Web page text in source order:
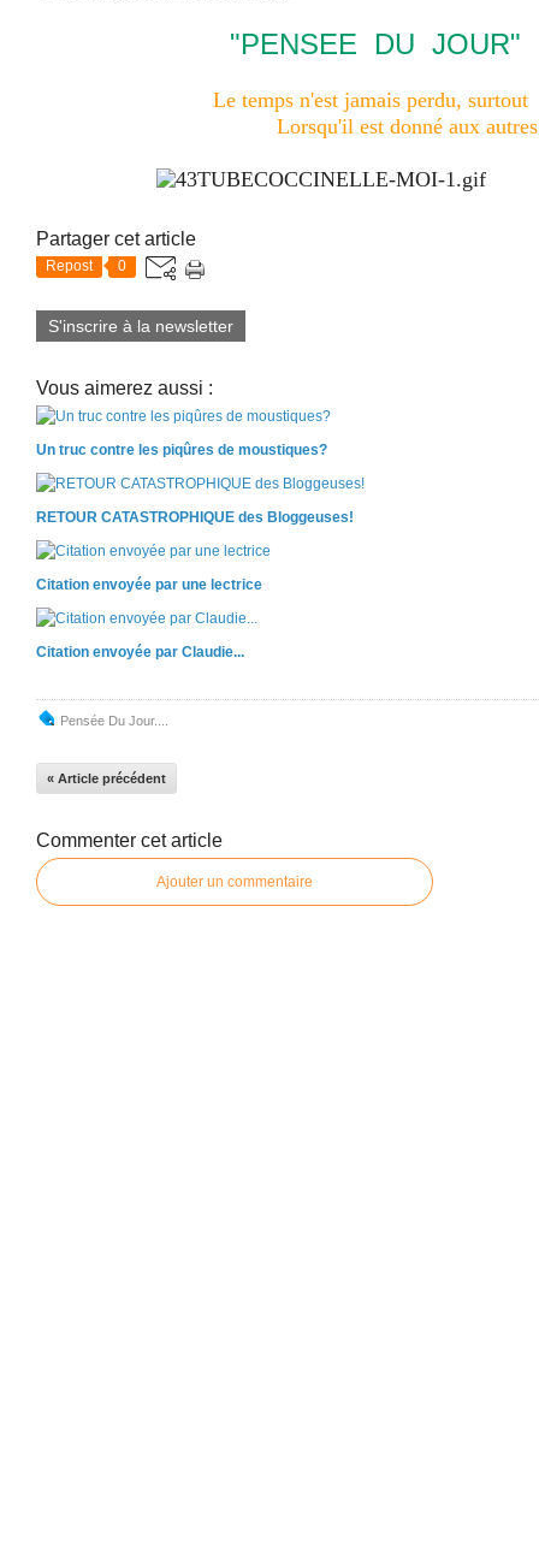
"PENSEE DU JOUR"
Le temps n'est jamais perdu, surtout
Lorsqu'il est donné aux
Partager cet article
Repost 0
S'inscrire à la newsletter
Vous aimerez aussi :
Un truc contre les piqûres de moustiques?
RETOUR CATASTROPHIQUE des Bloggeuses!
Citation envoyée par une lectrice
Citation envoyée par Claudie...
Pensée Du Jour....
« Article précédent
Commenter cet article
Ajouter un commentaire